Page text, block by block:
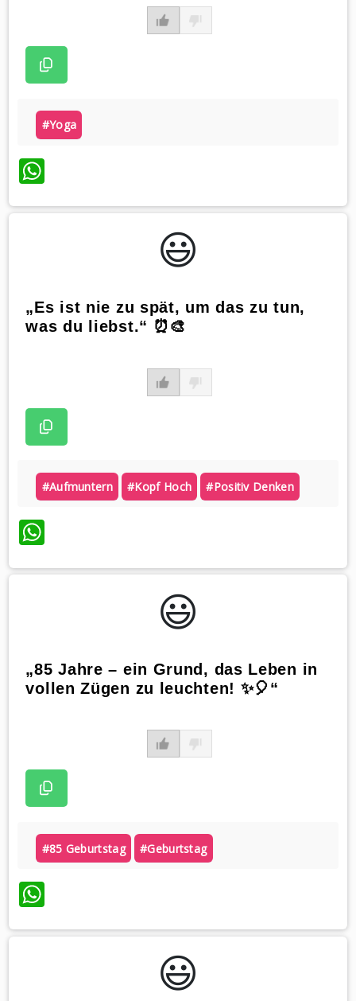
#yoga
WhatsApp
😃️
„Es ist nie zu spät, um das zu tun,
was du liebst.“ ⏰🎨
#aufmuntern #kopf Hoch #positiv Denken
WhatsApp
😃️
„85 Jahre – ein Grund, das Leben in
vollen Zügen zu leuchten! ✨🎈“
#85 Geburtstag #geburtstag
WhatsApp
😃️